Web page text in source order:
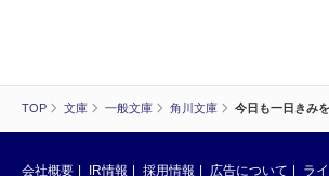
TOP 文庫 一般文庫 角川文庫 今日も一日きみ
会社概要 IR情報 採用情報 広告について ラ